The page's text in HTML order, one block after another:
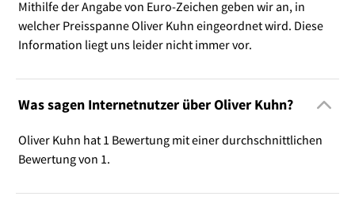
Mithilfe der Angabe von Euro-Zeichen geben wir an, in
welcher Preisspanne Oliver Kuhn eingeordnet wird. Diese
Information liegt uns leider nicht immer vor.
Was sagen Internetnutzer über Oliver Kuhn?
Oliver Kuhn hat 1 Bewertung mit einer durchschnittlichen
Bewertung von 1.